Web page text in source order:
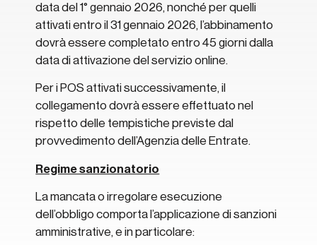
data del 1° gennaio 2026, nonché per quelli
attivati entro il 31 gennaio 2026, l’abbinamento
dovrà essere completato entro 45 giorni dalla
data di attivazione del servizio online.
Per i POS attivati successivamente, il
collegamento dovrà essere effettuato nel
rispetto delle tempistiche previste dal
provvedimento dell’Agenzia delle Entrate.
Regime sanzionatorio
La mancata o irregolare esecuzione
dell’obbligo comporta l’applicazione di sanzioni
amministrative, e in particolare: